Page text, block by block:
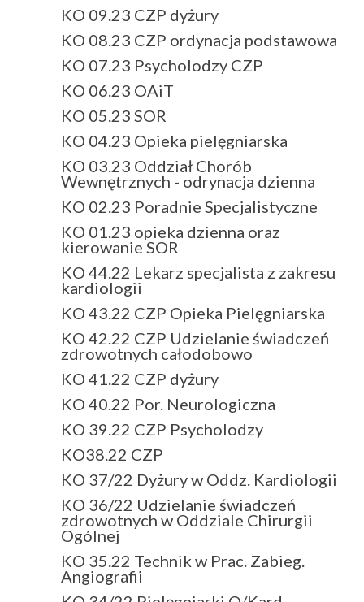
KO 09.23 CZP dyżury
KO 08.23 CZP ordynacja podstawowa
KO 07.23 Psycholodzy CZP
KO 06.23 OAiT
KO 05.23 SOR
KO 04.23 Opieka pielęgniarska
KO 03.23 Oddział Chorób
Wewnętrznych - odrynacja dzienna
KO 02.23 Poradnie Specjalistyczne
KO 01.23 opieka dzienna oraz
kierowanie SOR
KO 44.22 Lekarz specjalista z zakresu
kardiologii
KO 43.22 CZP Opieka Pielęgniarska
KO 42.22 CZP Udzielanie świadczeń
zdrowotnych całodobowo
KO 41.22 CZP dyżury
KO 40.22 Por. Neurologiczna
KO 39.22 CZP Psycholodzy
KO38.22 CZP
KO 37/22 Dyżury w Oddz. Kardiologii
KO 36/22 Udzielanie świadczeń
zdrowotnych w Oddziale Chirurgii
Ogólnej
KO 35.22 Technik w Prac. Zabieg.
Angiografii